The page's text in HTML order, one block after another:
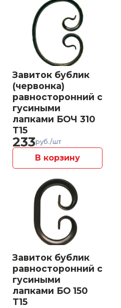
Завиток бублик
(червонка)
равносторонний с
гусиными
лапками БОЧ 310
Т15
233руб./шт
В корзину
Завиток бублик
равносторонний с
гусиными
лапками БО 150
Т15